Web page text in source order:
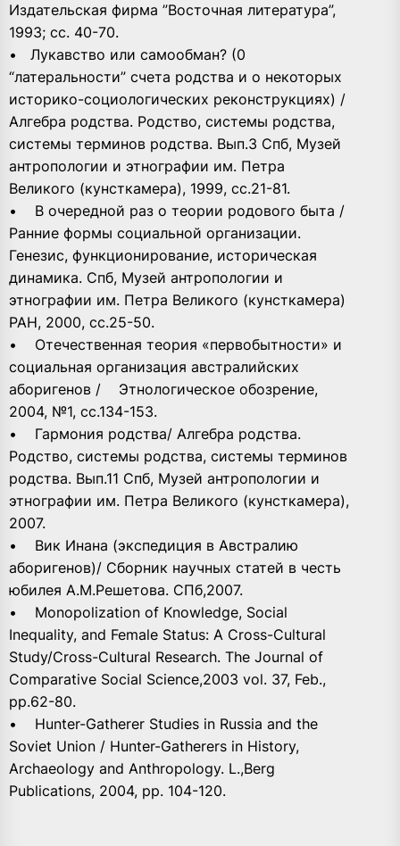
Издательская фирма ”Восточная литература”,
1993; сс. 40-70.
• Лукавство или самообман? (0
“латеральности” счета родства и о некоторых
историко-социологических реконструкциях) /
Алгебра родства. Родство, системы родства,
системы терминов родства. Вып.3 Спб, Музей
антропологии и этнографии им. Петра
Великого (кунсткамера), 1999, сс.21-81.
• В очередной раз о теории родового быта /
Ранние формы социальной организации.
Генезис, функционирование, историческая
динамика. Спб, Музей антропологии и
этнографии им. Петра Великого (кунсткамера)
РАН, 2000, сс.25-50.
• Отечественная теория «первобытности» и
социальная организация австралийских
аборигенов / Этнологическое обозрение,
2004, №1, сс.134-153.
• Гармония родства/ Алгебра родства.
Родство, системы родства, системы терминов
родства. Вып.11 Спб, Музей антропологии и
этнографии им. Петра Великого (кунсткамера),
2007.
• Вик Инана (экспедиция в Австралию
аборигенов)/ Сборник научных статей в честь
юбилея А.М.Решетова. СПб,2007.
• Monopolization of Knowledge, Social
Inequality, and Female Status: A Cross-Cultural
Study/Сross-Cultural Research. The Journal of
Comparative Social Science,2003 vol. 37, Feb.,
рр.62-80.
• Hunter-Gatherer Studies in Russia and the
Soviet Union / Hunter-Gatherers in History,
Archaeology and Anthropology. L.,Berg
Publications, 2004, pp. 104-120.